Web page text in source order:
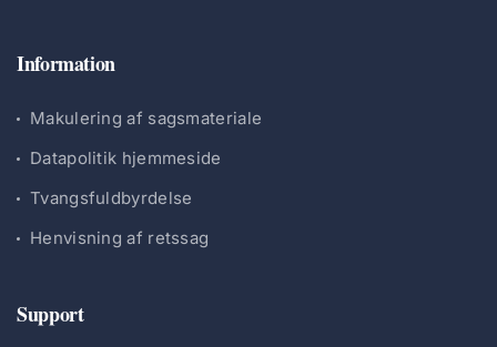
Information
Makulering af sagsmateriale
Datapolitik hjemmeside
Tvangsfuldbyrdelse
Henvisning af retssag
Support